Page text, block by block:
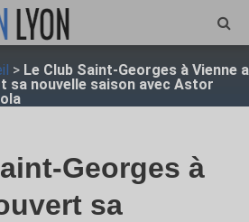
> Le Club Saint-Georges à Vienne a
sa nouvelle saison avec Astor
Georges à
sa